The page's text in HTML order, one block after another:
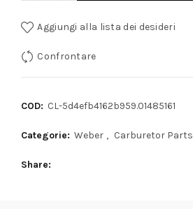
Aggiungi alla lista dei desideri
Confrontare
COD: CL-5d4efb4162b959.01485161
Categorie: Weber , Carburetor Parts
Share